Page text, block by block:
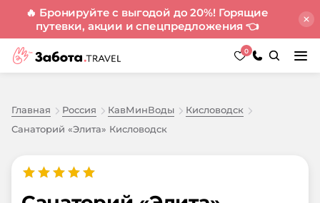
🔥 Бронируйте с выгодой до 20%! Горящие
путевки, акции и спецпредложения 👈
0
Главная Россия КавМинВоды
Кисловодск
Санаторий «Элита» Кисловодск